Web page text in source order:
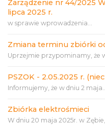
Zarządzenie nr 44/2025
lipca 2025 r.
w sprawie wprowadzenia...
Zmiana terminu zbiórki
Uprzejmie przypominamy, że
PSZOK - 2.05.2025 r.
Informujemy, że w dniu 2
Zbiórka elektrośmieci
W dniu 20 maja 2025r. w